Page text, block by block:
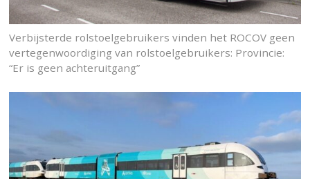
Verbijsterde rolstoelgebruikers vinden het ROCOV geen
vertegenwoordiging van rolstoelgebruikers: Provincie:
“Er is geen achteruitgang”